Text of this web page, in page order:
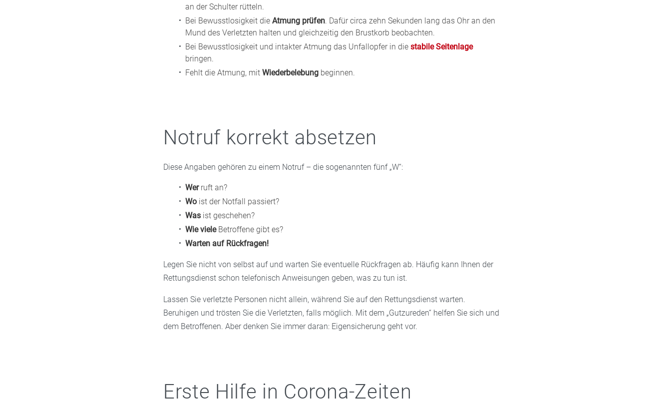
an der Schulter rütteln.
Bei Bewusstlosigkeit die Atmung prüfen. Dafür circa zehn Sekunden lang das Ohr an den
Mund des Verletzten halten und gleichzeitig den Brustkorb beobachten.
Bei Bewusstlosigkeit und intakter Atmung das Unfallopfer in die stabile Seitenlage
bringen.
Fehlt die Atmung, mit Wiederbelebung beginnen.
Notruf korrekt absetzen
Diese Angaben gehören zu einem Notruf – die sogenannten fünf „W“:
Werruft an?
Woist der Notfall passiert?
Was ist geschehen?
Wie vieleBetroffene gibt es?
Warten auf Rückfragen!
Legen Sie nicht von selbst auf und warten Sie eventuelle Rückfragen ab. Häufig kann Ihnen der
Rettungsdienst schon telefonisch Anweisungen geben, was zu tun ist.
Lassen Sie verletzte Personen nicht allein, während Sie auf den Rettungsdienst warten.
Beruhigen und trösten Sie die Verletzten, falls möglich. Mit dem „Gutzureden“ helfen Sie sich und
dem Betroffenen. Aber denken Sie immer daran: Eigensicherung geht vor.
Erste Hilfe in Corona-Zeiten